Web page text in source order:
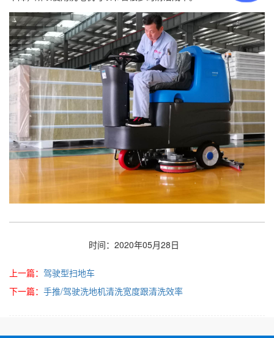
时间：2020年05月28日
上一篇： 驾驶型扫地车
下一篇： 手推/驾驶洗地机清洗宽度跟清洗效率